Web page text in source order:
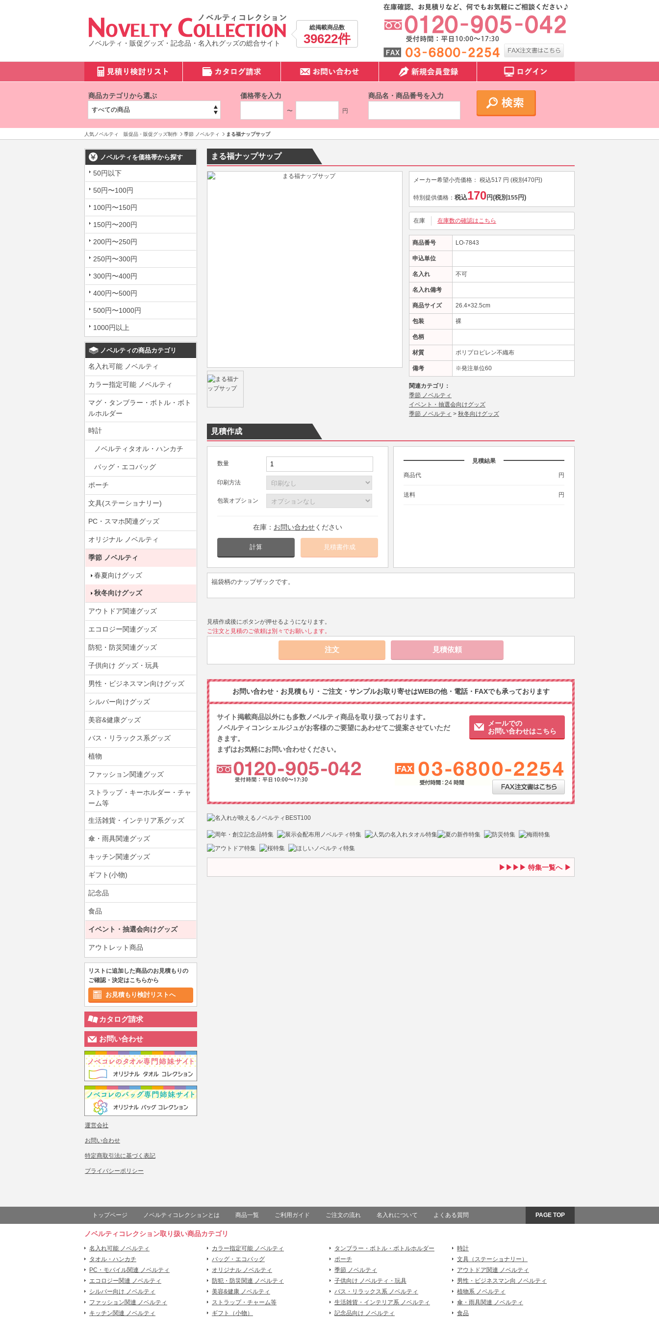
ノベルティ・販促グッズ・記念品・名入れグッズの総合サイト
総掲載商品数
39622件
商品カテゴリから選ぶ 価格帯を入力
〜 円
商品名・商品番号を入力
人気ノベルティ 販促品・販促グッズ制作 季節 ノベルティ まる福ナップサップ
ノベルティを価格帯から探す
50円以下
50円〜100円
100円〜150円
150円〜200円
200円〜250円
250円〜300円
300円〜400円
400円〜500円
500円〜1000円
1000円以上
ノベルティの商品カテゴリ
名入れ可能 ノベルティ
カラー指定可能 ノベルティ
マグ・タンブラー・ボトル・ボト
ルホルダー
時計
ノベルティタオル・ハンカチ
バッグ・エコバッグ
ポーチ
文具(ステーショナリー)
PC・スマホ関連グッズ
オリジナル ノベルティ
季節 ノベルティ
春夏向けグッズ
秋冬向けグッズ
アウトドア関連グッズ
エコロジー関連グッズ
防犯・防災関連グッズ
子供向け グッズ・玩具
男性・ビジネスマン向けグッズ
シルバー向けグッズ
美容&健康グッズ
バス・リラックス系グッズ
植物
ファッション関連グッズ
ストラップ・キーホルダー・チャ
ーム等
生活雑貨・インテリア系グッズ
傘・雨具関連グッズ
キッチン関連グッズ
ギフト(小物)
記念品
食品
イベント・抽選会向けグッズ
アウトレット商品
リストに追加した商品のお見積もりの
ご確認・決定はこちらから
お見積もり検討リストへ
カタログ請求
お問い合わせ
運営会社
お問い合わせ
特定商取引法に基づく表記
プライバシーポリシー
まる福ナップサップ
メーカー希望小売価格： 税込517 円 (税別 470円)
特別提供価格： 税込170円(税別 155円)
在庫 在庫数の確認はこちら
商品番号 LO-7843
申込単位
名入れ 不可
名入れ備考
商品サイズ 26.4×32.5cm
包装 裸
色柄
材質 ポリプロピレン不織布
備考 ※発注単位60
関連カテゴリ：
季節 ノベルティ
イベント・抽選会向けグッズ
季節 ノベルティ > 秋冬向けグッズ
見積作成
数量
印刷方法
包装オプション
在庫： お問い合わせください
計算
見積結果
商品代 円
送料 円
福袋柄のナップザックです。
見積作成後にボタンが押せるようになります。
ご注文と見積のご依頼は別々でお願いします。
お問い合わせ・お見積もり・ご注文・サンプルお取り寄せはWEBの他・電話・FAXでも承っております
サイト掲載商品以外にも多数ノベルティ商品を取り扱っております。
ノベルティコンシェルジュがお客様のご要望にあわせてご提案させていただ
きます。
まずはお気軽にお問い合わせください。
メールでの
お問い合わせはこちら
特集一覧へ
トップページ ノベルティコレクションとは 商品一覧 ご利用ガイド ご注文の流れ 名入れについて よくある質問 PAGE TOP
ノベルティコレクション取り扱い商品カテゴリ
名入れ可能 ノベルティ カラー指定可能 ノベルティ タンブラー・ボトル・ボトルホルダー
時計
タオル・ハンカチ
バッグ・エコバッグ ポーチ
文具（ステーショナリー）
PC・モバイル関連 ノベルティ
オリジナル ノベルティ 季節 ノベルティ
アウトドア関連 ノベルティ
エコロジー関連 ノベルティ
防犯・防災関連 ノベルティ 子供向け ノベルティ・玩具
男性・ビジネスマン向 ノベルティ
シルバー向け ノベルティ
美容&健康 ノベルティ バス・リラックス系 ノベルティ
植物系 ノベルティ
ファッション関連 ノベルティ
ストラップ・チャーム等 生活雑貨・インテリア系 ノベルティ
傘・雨具関連 ノベルティ
キッチン関連 ノベルティ
ギフト（小物） 記念品向け ノベルティ 食品